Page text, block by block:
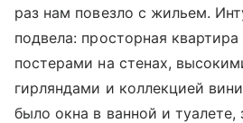
раз нам повезло с жильем.
подвела: просторная
постерами на стенах,
гирляндами и коллекцией
было окна в ванной и туалете,